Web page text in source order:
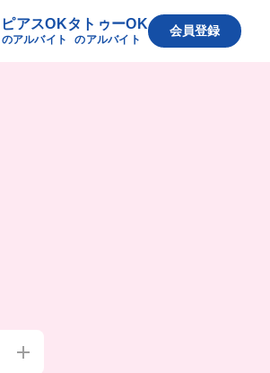
ピアスOK
のアルバイト
タトゥーOK
のアルバイト
会員登録